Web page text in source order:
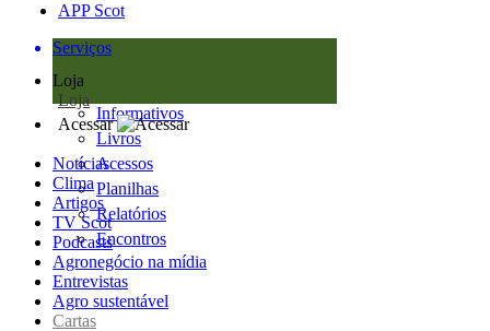
APP Scot
Serviços
Loja
Loja
Informativos
Livros
Acessos
Planilhas
Relatórios
Encontros
Acessar
Notícias
Clima
Artigos
TV Scot
Podcasts
Agronegócio na mídia
Entrevistas
Agro sustentável
Cartas